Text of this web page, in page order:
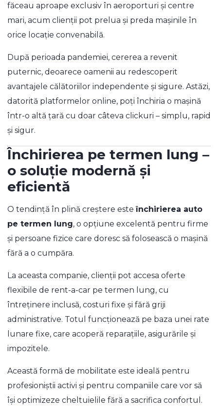
făceau aproape exclusiv în aeroporturi și centre
mari, acum clienții pot prelua și preda mașinile în
orice locație convenabilă.
După perioada pandemiei, cererea a revenit
puternic, deoarece oamenii au redescoperit
avantajele călătoriilor independente și sigure. Astăzi,
datorită platformelor online, poți închiria o mașină
într-o altă țară cu doar câteva clickuri – simplu, rapid
și sigur.
Închirierea pe termen lung –
o soluție modernă și
eficientă
O tendință în plină creștere esteînchirierea auto
pe termen lung, o opțiune excelentă pentru firme
și persoane fizice care doresc să folosească o mașină
fără a o cumpăra.
La aceasta companie, clienții pot accesa oferte
flexibile de rent-a-car pe termen lung, cu
întreținere inclusă, costuri fixe și fără griji
administrative. Totul funcționează pe baza unei rate
lunare fixe, care acoperă reparațiile, asigurările și
impozitele.
Această formă de mobilitate este ideală pentru
profesioniștii activi și pentru companiile care vor să
își optimizeze cheltuielile fără a sacrifica confortul.